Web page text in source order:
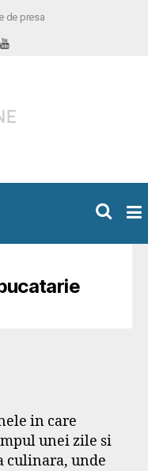
de presa
in care
unei zile si
culinara, unde